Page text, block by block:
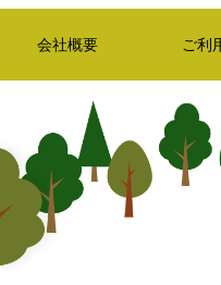
会社概要 ご利